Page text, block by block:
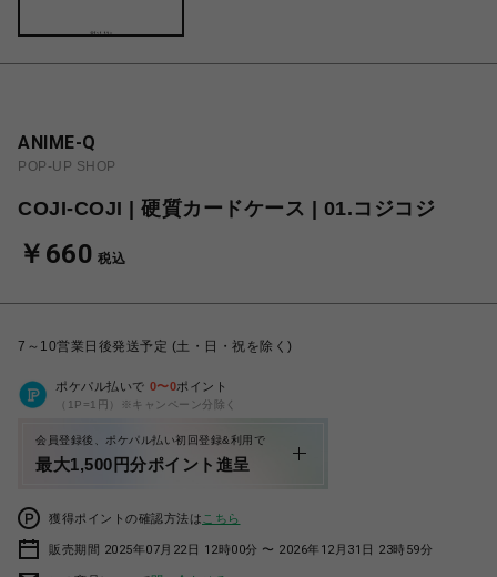
ANIME-Q
POP-UP SHOP
COJI-COJI | 硬質カードケース | 01.コジコジ
￥660 税込
7～10営業日後発送予定 (土・日・祝を除く)
ポケパル払いで 0〜0ポイント
（1P=1円）※キャンペーン分除く
会員登録後、ポケパル払い初回登録&利用で
最大1,500円分ポイント進呈
獲得ポイントの確認方法は こちら
販売期間 2025年07月22日 12時00分 〜 2026年12月31日 23時59分